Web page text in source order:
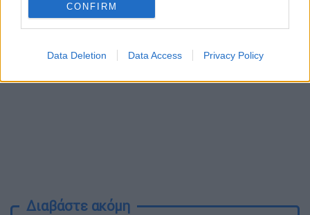
CONFIRM
Data Deletion Data Access Privacy Policy
Διαβάστε ακόμη